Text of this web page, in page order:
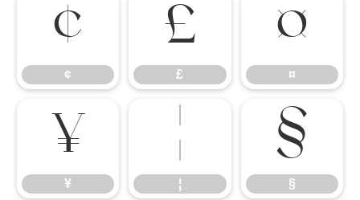
¢
¢
£
£
¤
¤
¥
¥
¦
¦
§
§